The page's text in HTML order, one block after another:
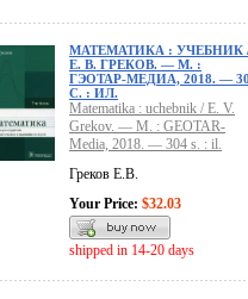
МАТЕМАТИКА : УЧЕБНИК
Е. В. ГРЕКОВ. — М. :
ГЭОТАР-МЕДИА, 2018. —
С. : ИЛ.
Matematika : uchebnik / E. V.
Grekov. — M. : GEOTAR-
Media, 2018. — 304 s. : il.
Греков Е.В.
Your Price: $32.03
shipped in 14-20 days